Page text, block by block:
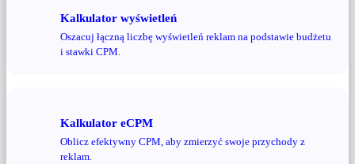
Kalkulator wyświetleń
Oszacuj łączną liczbę wyświetleń reklam na podstawie budżetu
i stawki CPM.
Kalkulator eCPM
Oblicz efektywny CPM, aby zmierzyć swoje przychody z
reklam.